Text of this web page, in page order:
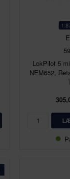
LokPilot 5
NEM652,